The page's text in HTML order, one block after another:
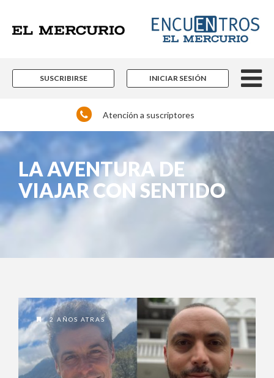
SUSCRIBIRSE INICIAR SESIÓN
Atención a suscriptores
LA AVENTURA DE
VIAJAR CON SENTIDO
2 AÑOS ATRAS